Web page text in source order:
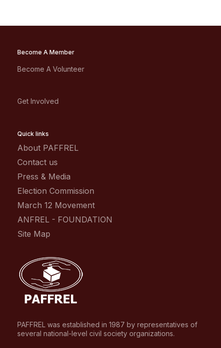
Become A Member
Become A Volunteer
Get Involved
Quick links
About PAFFREL
Contact us
Press & Media
Election Commission
March 12 Movement
ANFREL - FOUNDATION
Site Map
PAFFREL was established in 1987 by representatives of
several national-level civil society organizations.